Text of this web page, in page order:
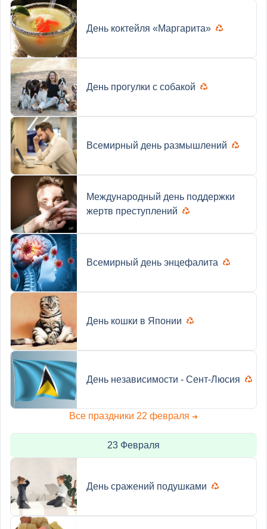
День коктейля «Маргарита»
День прогулки с собакой
Всемирный день размышлений
Международный день поддержки
жертв преступлений
Всемирный день энцефалита
День кошки в Японии
День независимости - Сент-Люсия
Все праздники 22 февраля ➜
23 Февраля
День сражений подушками